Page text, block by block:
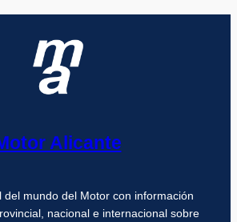
Alicante
del mundo del Motor con información
nacional e internacional sobre